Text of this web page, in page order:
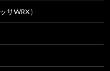
サWRX）